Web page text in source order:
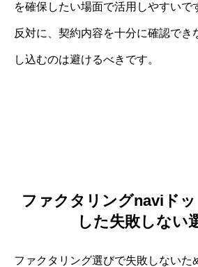
を確保したい場面で活用しやすいで
反対に、契約内容を十分に確認でき
し込むのは避けるべきです。
ファクタリングnaviド
した失敗しない
ファクタリング選びで失敗しないた